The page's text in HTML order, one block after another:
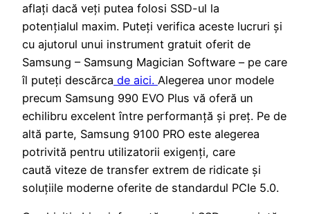
aflați dacă veți putea folosi SSD-ul la
potențialul maxim. Puteți verifica aceste lucruri și
cu ajutorul unui instrument gratuit oferit de
Samsung – Samsung Magician Software – pe care
îl puteți descărca de aici. Alegerea unor modele
precum Samsung 990 EVO Plus vă oferă un
echilibru excelent între performanță și preț. Pe de
altă parte, Samsung 9100 PRO este alegerea
potrivită pentru utilizatorii exigenți, care
caută viteze de transfer extrem de ridicate și
soluțiile moderne oferite de standardul PCIe 5.0.